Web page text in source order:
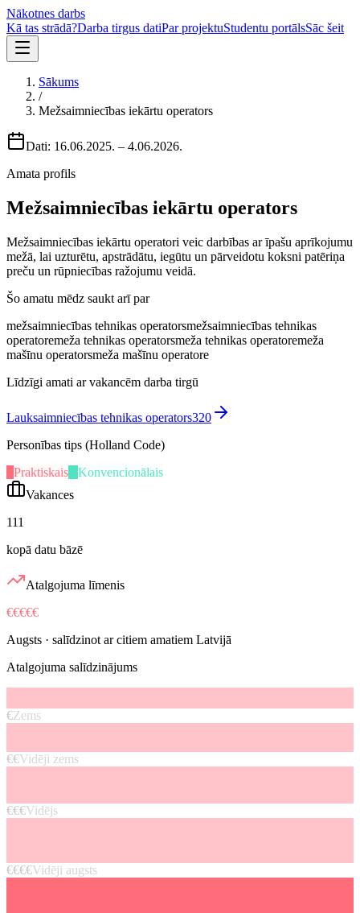
Nākotnes darbs
Kā tas strādā?Darba tirgus datiPar projektuStudentu portālsSāc šeit
Sākums
/
Mežsaimniecības iekārtu operators
Dati: 16.06.2025. – 4.06.2026.
Amata profils
Mežsaimniecības iekārtu operators
Mežsaimniecības iekārtu operatori veic darbības ar īpašu aprīkojumu
mežā, lai uzturētu, apstrādātu, iegūtu un pārveidotu koksni patēriņa
preču un rūpniecības ražojumu veidā.
Šo amatu mēdz saukt arī par
mežsaimniecības tehnikas operatorsmežsaimniecības tehnikas
operatoremeža tehnikas operatorsmeža tehnikas operatoremeža
mašīnu operatorsmeža mašīnu operatore
Līdzīgi amati ar vakancēm darba tirgū
Lauksaimniecības tehnikas operators320
Personības tips (Holland Code)
Praktiskais
Konvencionālais
Vakances
111
kopā datu bāzē
Atalgojuma līmenis
€€€€€
Augsts · salīdzinot ar citiem amatiem Latvijā
Atalgojuma salīdzinājums
€Zems
€€Vidēji zems
€€€Vidējs
€€€€Vidēji augsts